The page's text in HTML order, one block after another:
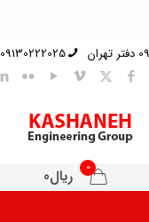
09130222025 دفتر اصفهان
0 ریال0